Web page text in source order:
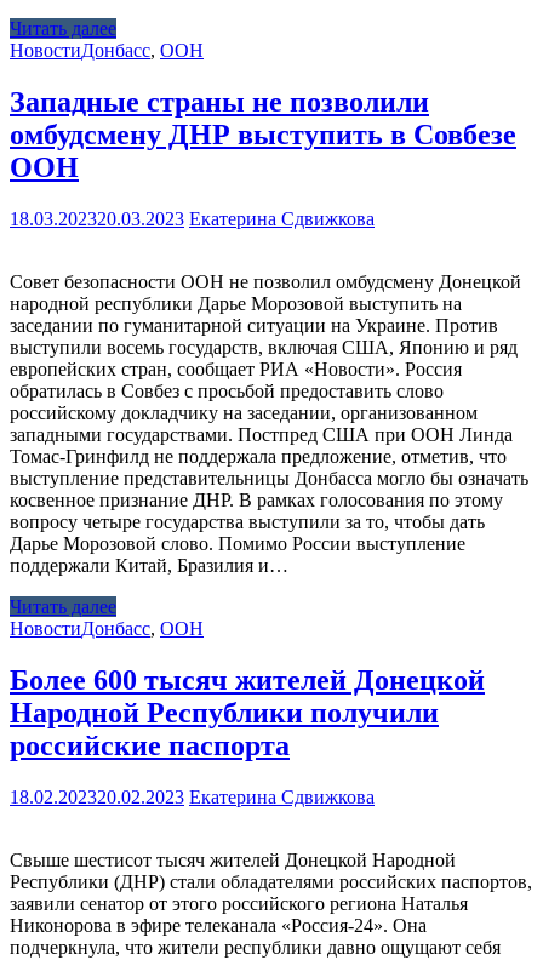
Читать далее
НовостиДонбасс, ООН
Западные страны не позволили
омбудсмену ДНР выступить в Совбезе
ООН
18.03.202320.03.2023 Екатерина Сдвижкова
Совет безопасности ООН не позволил омбудсмену Донецкой
народной республики Дарье Морозовой выступить на
заседании по гуманитарной ситуации на Украине. Против
выступили восемь государств, включая США, Японию и ряд
европейских стран, сообщает РИА «Новости». Россия
обратилась в Совбез с просьбой предоставить слово
российскому докладчику на заседании, организованном
западными государствами. Постпред США при ООН Линда
Томас-Гринфилд не поддержала предложение, отметив, что
выступление представительницы Донбасса могло бы означать
косвенное признание ДНР. В рамках голосования по этому
вопросу четыре государства выступили за то, чтобы дать
Дарье Морозовой слово. Помимо России выступление
поддержали Китай, Бразилия и…
Читать далее
НовостиДонбасс, ООН
Более 600 тысяч жителей Донецкой
Народной Республики получили
российские паспорта
18.02.202320.02.2023 Екатерина Сдвижкова
Свыше шестисот тысяч жителей Донецкой Народной
Республики (ДНР) стали обладателями российских паспортов,
заявили сенатор от этого российского региона Наталья
Никонорова в эфире телеканала «Россия-24». Она
подчеркнула, что жители республики давно ощущают себя